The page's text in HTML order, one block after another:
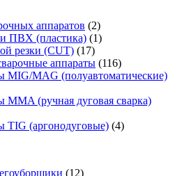
аппаратов (2)
ПВХ (пластика) (1)
резки (CUT) (17)
аппараты (116)
MIG/MAG (полуавтоматические)
MMA (ручная дуговая сварка)
TIG (аргонодуговые) (4)
(12)